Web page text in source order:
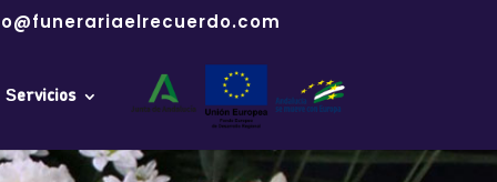
Servicios